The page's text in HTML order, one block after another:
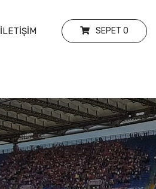
İLETIŞIM SEPET 0